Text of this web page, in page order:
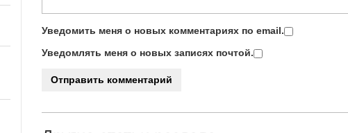
Уведомить меня о новых комментариях по email.
Уведомлять меня о новых записях почтой.